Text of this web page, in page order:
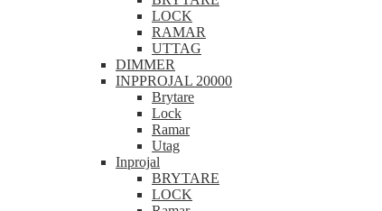
LOCK
RAMAR
UTTAG
DIMMER
INPPROJAL 20000
Brytare
Lock
Ramar
Utag
Inprojal
BRYTARE
LOCK